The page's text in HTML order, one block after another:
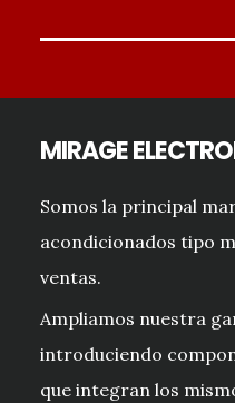
MIRAGE
Somos la principal
acondicionados tipo
ventas.
Ampliamos nuestra
introduciendo
que integran los